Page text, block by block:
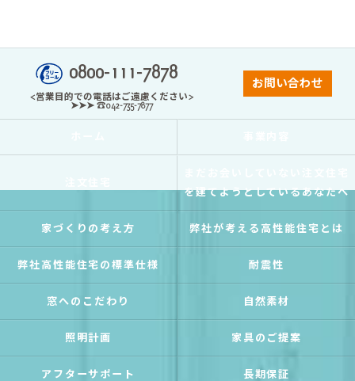
0800-111-7878
<営業目的での電話はご遠慮ください>
➤➤➤ ☎042-735-7877
お問い合わせ
を建てようとしているあなたへ
家づくりの考え方 弊社が考える高性能住宅とは
弊社高性能住宅の標準仕様 耐震性
窓へのこだわり 自然素材
照明計画 家具のご提案
アフターサポート 長期保証